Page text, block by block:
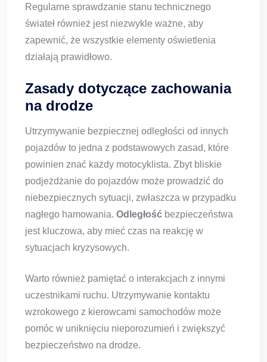
Regularne sprawdzanie stanu technicznego
świateł również jest niezwykle ważne, aby
zapewnić, że wszystkie elementy oświetlenia
działają prawidłowo.
Zasady dotyczące zachowania
na drodze
Utrzymywanie bezpiecznej odległości od innych
pojazdów to jedna z podstawowych zasad, które
powinien znać każdy motocyklista. Zbyt bliskie
podjeżdżanie do pojazdów może prowadzić do
niebezpiecznych sytuacji, zwłaszcza w przypadku
nagłego hamowania. Odległość bezpieczeństwa
jest kluczowa, aby mieć czas na reakcję w
sytuacjach kryzysowych.
Warto również pamiętać o interakcjach z innymi
uczestnikami ruchu. Utrzymywanie kontaktu
wzrokowego z kierowcami samochodów może
pomóc w uniknięciu nieporozumień i zwiększyć
bezpieczeństwo na drodze.